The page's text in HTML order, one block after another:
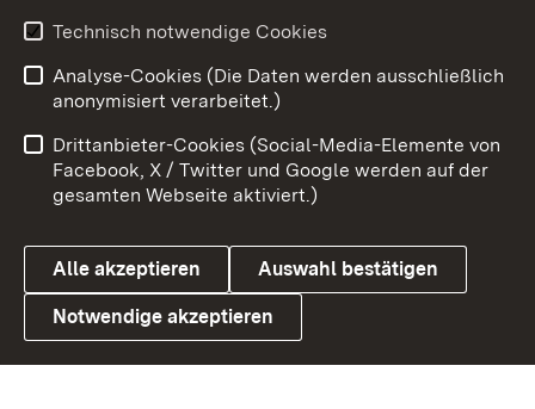
Youtube
Link zum Landesportal
Benutzungshinweise
Barrierefreiheit
Datenschutz
Cookies
Technisch notwendige Cookies
Analyse-Cookies (Die Daten werden ausschließlich
anonymisiert verarbeitet.)
Drittanbieter-Cookies (Social-Media-Elemente von
Facebook, X / Twitter und Google werden auf der
gesamten Webseite aktiviert.)
Alle akzeptieren Auswahl bestätigen
Notwendige akzeptieren